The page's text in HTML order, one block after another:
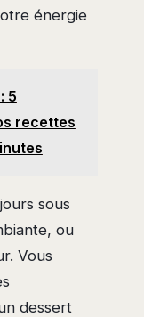
énergie
5
recettes
sous
ou
Vous
dessert